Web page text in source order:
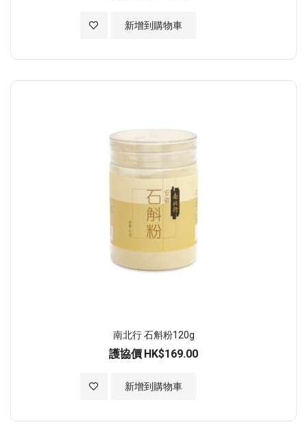
新增到購物車
加入至願望清單
南北行 石斛粉120g
護協價 HK$169.00
新增到購物車
加入至願望清單